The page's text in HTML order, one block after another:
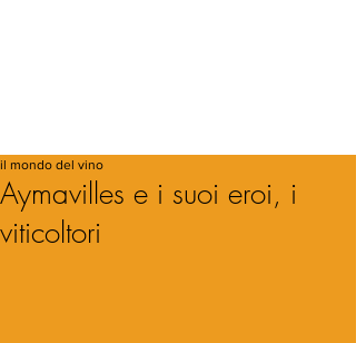
Aymavilles e i suoi eroi, i
viticoltori
il mondo del vino